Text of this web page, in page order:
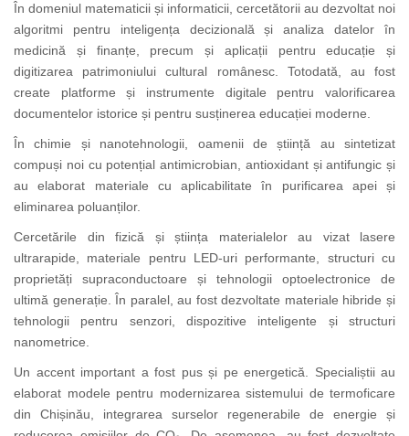
În domeniul matematicii și informaticii, cercetătorii au dezvoltat noi
algoritmi pentru inteligența decizională și analiza datelor în
medicină și finanțe, precum și aplicații pentru educație și
digitizarea patrimoniului cultural românesc. Totodată, au fost
create platforme și instrumente digitale pentru valorificarea
documentelor istorice și pentru susținerea educației moderne.
În chimie și nanotehnologii, oamenii de știință au sintetizat
compuși noi cu potențial antimicrobian, antioxidant și antifungic și
au elaborat materiale cu aplicabilitate în purificarea apei și
eliminarea poluanților.
Cercetările din fizică și știința materialelor au vizat lasere
ultrarapide, materiale pentru LED-uri performante, structuri cu
proprietăți supraconductoare și tehnologii optoelectronice de
ultimă generație. În paralel, au fost dezvoltate materiale hibride și
tehnologii pentru senzori, dispozitive inteligente și structuri
nanometrice.
Un accent important a fost pus și pe energetică. Specialiștii au
elaborat modele pentru modernizarea sistemului de termoficare
din Chișinău, integrarea surselor regenerabile de energie și